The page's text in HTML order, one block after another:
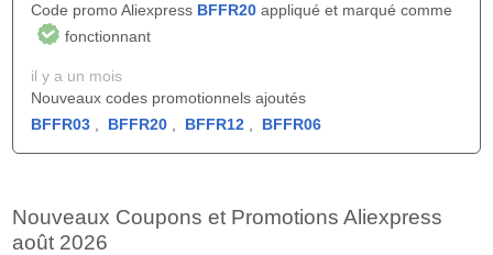
Code promo Aliexpress BFFR20 appliqué et marqué comme
fonctionnant
il y a un mois
Nouveaux codes promotionnels ajoutés
BFFR03
BFFR20 BFFR12 BFFR06
Nouveaux Coupons et Promotions Aliexpress
août 2026